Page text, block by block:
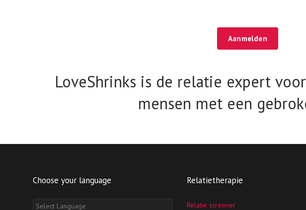
Aanmelden
LoveShrinks is de relatie expert
mensen met een
Choose your language Relatietherapie
Relatie screener